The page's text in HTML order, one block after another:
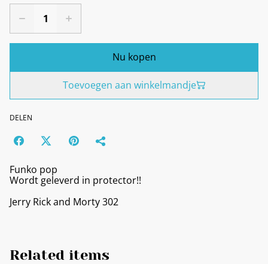
Nu kopen
Toevoegen aan winkelmandje
DELEN
Funko pop
Wordt geleverd in protector!!
Jerry Rick and Morty 302
Related items